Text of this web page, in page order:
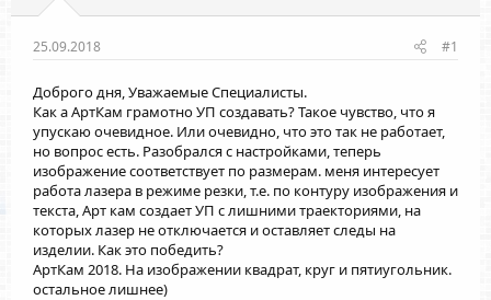
25.09.2018 #1
Доброго дня, Уважаемые Специалисты.
Как а АртКам грамотно УП создавать? Такое чувство, что я
упускаю очевидное. Или очевидно, что это так не работает,
но вопрос есть. Разобрался с настройками, теперь
изображение соответствует по размерам. меня интересует
работа лазера в режиме резки, т.е. по контуру изображения и
текста, Арт кам создает УП с лишними траекториями, на
которых лазер не отключается и оставляет следы на
изделии. Как это победить?
АртКам 2018. На изображении квадрат, круг и пятиугольник.
остальное лишнее)